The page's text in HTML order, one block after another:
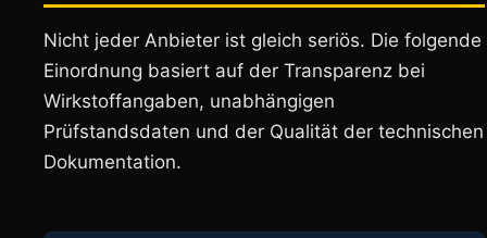
Nicht jeder Anbieter ist gleich seriös. Die folgende
Einordnung basiert auf der Transparenz bei
Wirkstoffangaben, unabhängigen
Prüfstandsdaten und der Qualität der technischen
Dokumentation.